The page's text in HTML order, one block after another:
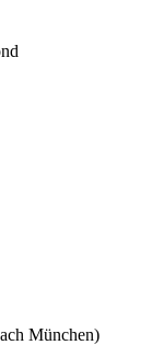
München)